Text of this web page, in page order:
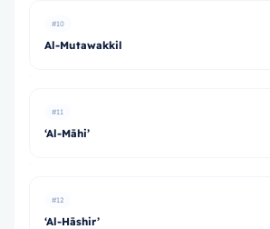
#10
Al-Mutawakkil
#11
‘Al-Māhi’
#12
‘Al-Hāshir’